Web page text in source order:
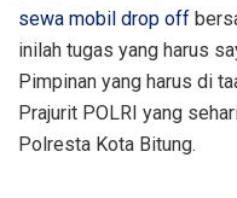
sewa mobil drop off
inilah tugas yang harus
Pimpinan yang harus di
Prajurit POLRI yang
Polresta Kota Bitung.